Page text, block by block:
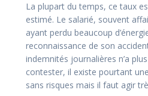
La plupart du temps, ce taux
estimé. Le salarié, souvent
ayant perdu beaucoup
reconnaissance de son
indemnités journalières n’a
contester, il existe pourtant
sans risques mais il faut agir